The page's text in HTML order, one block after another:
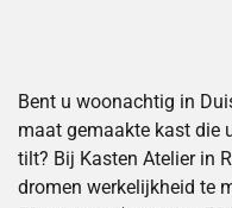
Bent u woonachtig in
maat gemaakte kast die
tilt? Bij Kasten Atelier in
dromen werkelijkheid te